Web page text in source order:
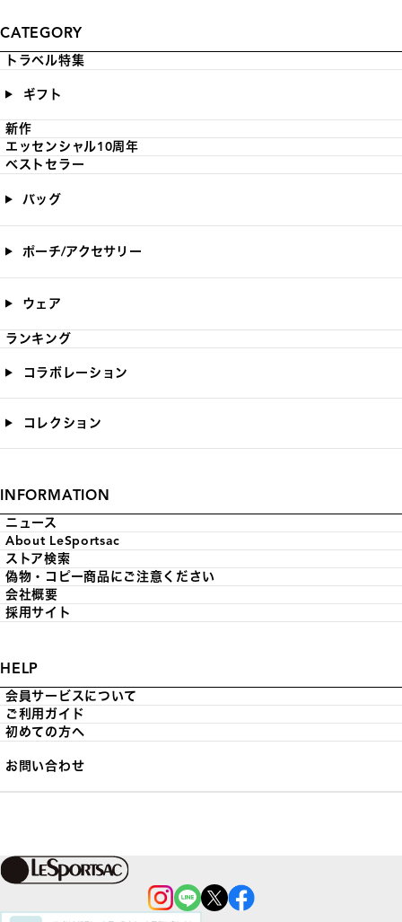
CATEGORY
トラベル特集
ギフト
新作
エッセンシャル10周年
ベストセラー
バッグ
ポーチ/アクセサリー
ウェア
ランキング
コラボレーション
コレクション
INFORMATION
ニュース
About LeSportsac
ストア検索
偽物・コピー商品にご注意ください
会社概要
採用サイト
HELP
会員サービスについて
ご利用ガイド
初めての方へ
お問い合わせ